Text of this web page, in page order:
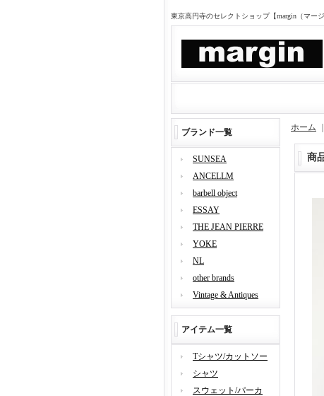
東京高円寺のセレクトショップ【margin（マー
ブランド一覧
SUNSEA
ANCELLM
barbell object
ESSAY
THE JEAN PIERRE
YOKE
NL
other brands
Vintage & Antiques
アイテム一覧
Tシャツ/カットソー
シャツ
スウェット/パーカ
ホーム
商